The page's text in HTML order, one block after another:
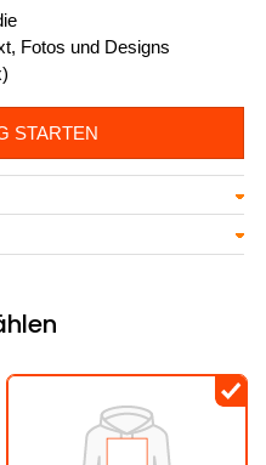
Fotos und Designs
STARTEN